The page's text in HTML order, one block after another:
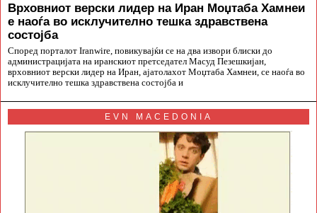
Врховниот верски лидер на Иран Моџтаба Хамнеи
е наоѓа во исклучително тешка здравствена
состојба
Според порталот Iranwire, повикувајќи се на два извори блиски до
администрацијата на иранскиот претседател Масуд Пезешкијан,
врховниот верски лидер на Иран, ајатолахот Моџтаба Хамнеи, се наоѓа во
исклучително тешка здравствена состојба и
EVN MACEDONIA